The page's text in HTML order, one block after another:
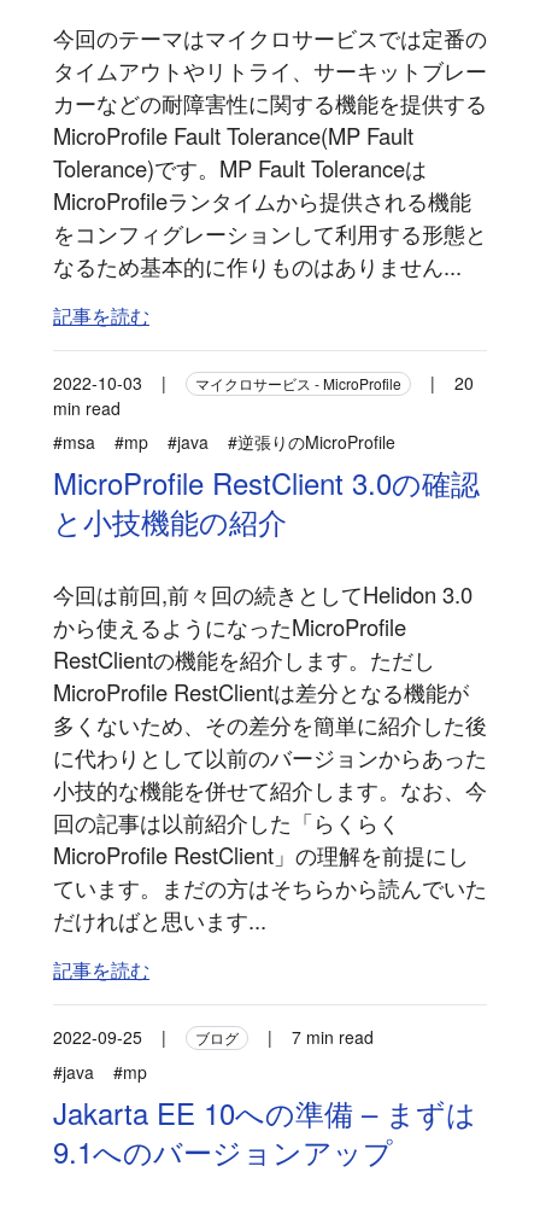
今回のテーマはマイクロサービスでは定番の
タイムアウトやリトライ、サーキットブレー
カーなどの耐障害性に関する機能を提供する
MicroProfile Fault Tolerance(MP Fault
Tolerance)です。MP Fault Toleranceは
MicroProfileランタイムから提供される機能
をコンフィグレーションして利用する形態と
なるため基本的に作りものはありません...
記事を読む
2022-10-03 | マイクロサービス - MicroProfile |
20
min read
#msa
#mp #java #逆張りのMicroProfile
MicroProfile RestClient 3.0の確認
と小技機能の紹介
今回は前回,前々回の続きとしてHelidon 3.0
から使えるようになったMicroProfile
RestClientの機能を紹介します。ただし
MicroProfile RestClientは差分となる機能が
多くないため、その差分を簡単に紹介した後
に代わりとして以前のバージョンからあった
小技的な機能を併せて紹介します。なお、今
回の記事は以前紹介した「らくらく
MicroProfile RestClient」の理解を前提にし
ています。まだの方はそちらから読んでいた
だければと思います...
記事を読む
2022-09-25 | ブログ |
7 min read
#java
#mp
Jakarta EE 10への準備 – まずは
9.1へのバージョンアップ